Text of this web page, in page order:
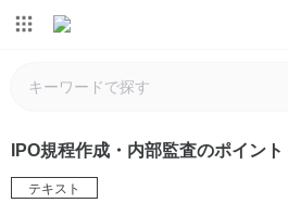
IPO規程作成・内部監査のポイント
テキスト